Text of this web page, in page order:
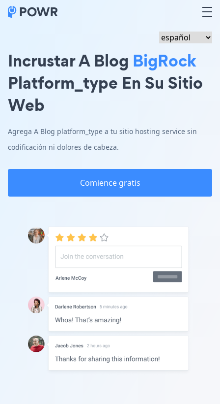
Incrustar A Blog BigRock
Platform_type En Su Sitio
Web
Agrega A Blog platform_type a tu sitio hosting service sin
codificación ni dolores de cabeza.
Comience gratis